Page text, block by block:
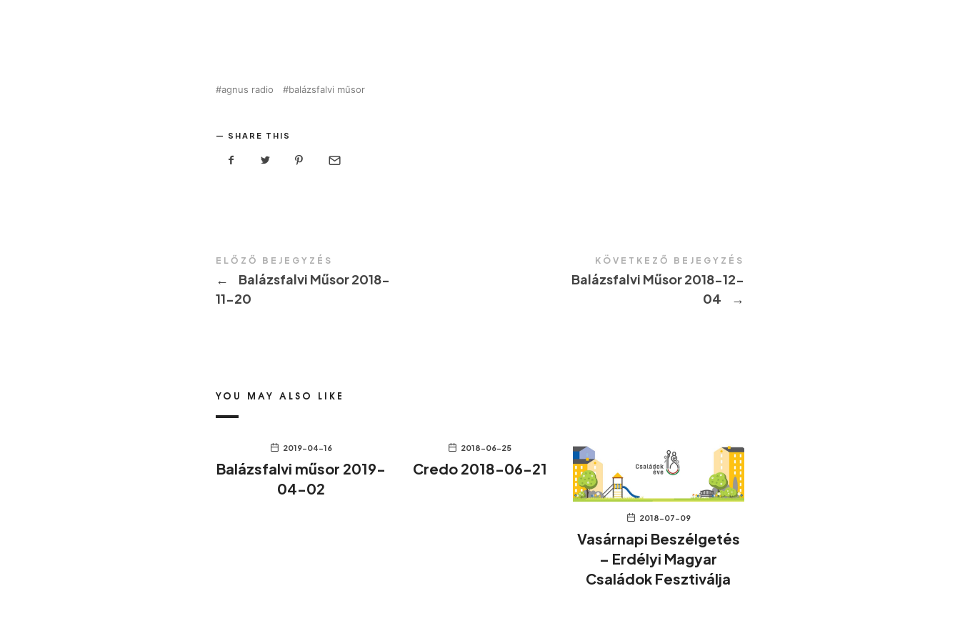
agnus radio balázsfalvi műsor
SHARE THIS
ELŐZŐ BEJEGYZÉS
←
Balázsfalvi Műsor 2018-
11-20
KÖVETKEZŐ BEJEGYZÉS
Balázsfalvi Műsor 2018-12-
04
→
YOU MAY ALSO LIKE
2019-04-16
Balázsfalvi műsor 2019-
04-02
2018-06-25
Credo 2018-06-21
2018-07-09
Vasárnapi Beszélgetés
– Erdélyi Magyar
Családok Fesztiválja